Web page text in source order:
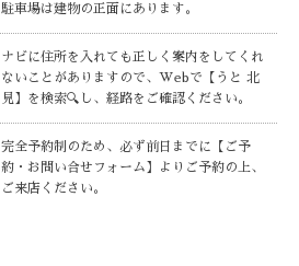
駐車場は建物の正面にあります。
ナビに住所を入れても正しく案内をしてくれ
ないことがありますので、Webで【うと 北
見】を検索🔍し、経路をご確認ください。
完全予約制のため、必ず前日までに【ご予
約・お問い合せフォーム】よりご予約の上、
ご来店ください。